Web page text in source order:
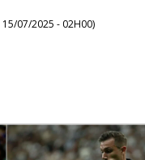
15/07/2025 - 02H00)